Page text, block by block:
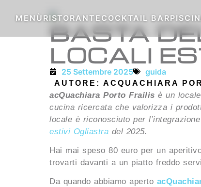
MENÙRISTORANTECOCKTAIL BAR
BASTA
LOCALI
25 Settembre 2025 guida
AUTORE: ACQUACHIARA
acQuachiara Porto Frailis è un
cucina ricercata che valorizza i
locale è riconosciuto per
estivi Ogliastra del 2025.
Hai mai speso 80 euro per un
trovarti davanti a un piatto freddo
Da quando abbiamo aperto